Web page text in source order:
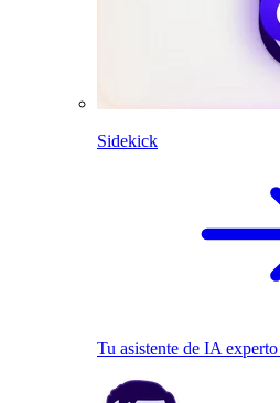
Sidekick
Tu asistente de IA